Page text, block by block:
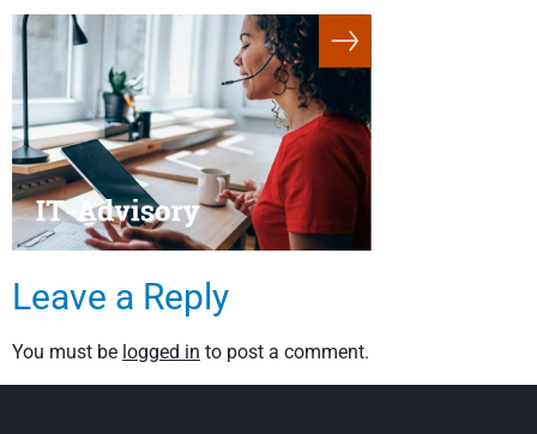
Leave a Reply
You must be logged in to post a comment.